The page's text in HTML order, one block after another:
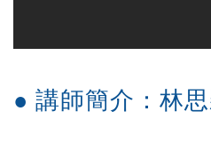
● 講師簡介：林